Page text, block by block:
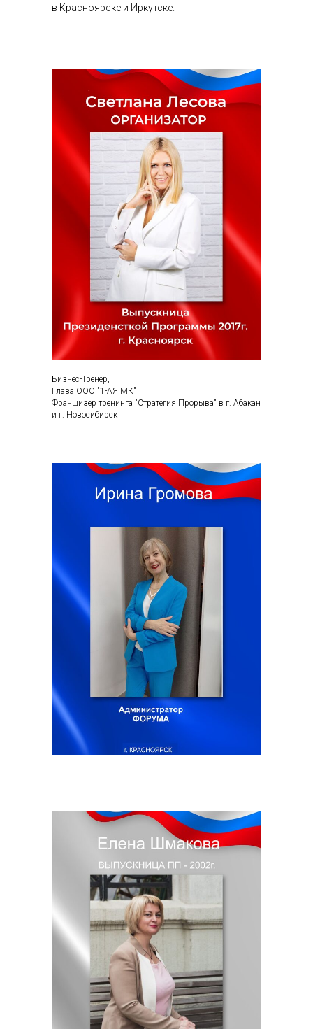
в Красноярске и Иркутске.
Бизнес-Тренер,
Глава ООО "1-АЯ МК"
Франшизер тренинга "Стратегия Прорыва" в г. Абакан
и г. Новосибирск